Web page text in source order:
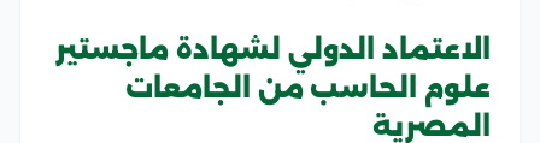
الاعتماد الدولي لشهادة ماجستير
علوم الحاسب من الجامعات
المصرية